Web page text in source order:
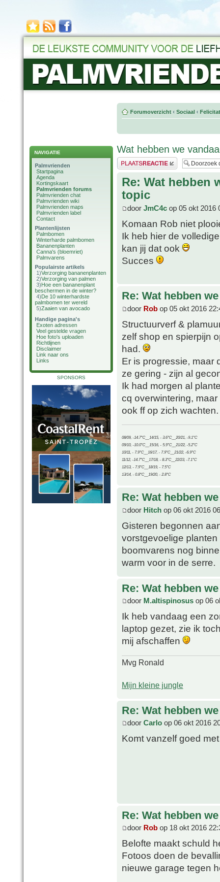
NAVIGATIE
Palmvrienden
Startpagina
Agenda
Kortingskaart
Palmvrienden forums
Palmvrienden chat
Palmvrienden wiki
Palmvrienden maps
Palmvrienden label
Contact
Plantenlijsten
Palmbomen
Winterharde palmbomen
Bananenplanten
Canna's (bloemriet)
Palmvarens
Populairste artikels
1)Verzorging bananenplanten
2)Verzorging van palmen
3)Hoe een bananenplant
beschermen in de winter?
4)De 10 winterhardste
palmbomen ter wereld
5)Zaaien van avocado
Handige pagina's
Exoten adressen
Veel gestelde vragen
Hoe foto's uploaden
Richtlijnen
Disclaimer
Link naar ons
Links
SPONSORS
Forumoverzicht ‹ Sociaal ‹
Wat hebben we
Plaats een reactie
Re: Wat hebben
topic
door JmC4c op 05 okt 2016
Komaan Rob niet
Ik heb hier de
kan jij dat ook
Succes
Re: Wat hebben
door Rob op 05 okt 2016
Structuurverf &
zelf shop en spierpijn
had.
Er is progressie, maar
ze gering - zijn al
Ik had morgen al
cq overwintering,
ook ff op zich wachten.
08/09, -14.7°C__14/15, - 3.6°C__20/21, -9.1°C
09/10, -10.0°C__15/16, - 5.9°C__21/22, -5.2°C
10/11, - 7.9°C__16/17, - 7.9°C__21/22, -6.9°C
11/12, -14.7°C__17/18, - 8.3°C__22/23, -7.1°C
12/13, - 7.9°C__18/19, - 7.5°C
13/14, - 0.8°C__19/20, - 2.8°C
Re: Wat hebben
door Hitch op 06 okt 2016
Gisteren begonnen
vorstgevoelige
boomvarens nog
warm voor in de serre.
Re: Wat hebben
door M.altispinosus op 06
Ik heb vandaag een
laptop gezet, zie ik
mij afschaffen
Mvg Ronald
Mijn kleine jungle
Re: Wat hebben
door Carlo op 06 okt 2016
Komt vanzelf goed
Re: Wat hebben
door Rob op 18 okt 2016
Belofte maakt schuld
Fotoos doen de
nieuwe garage tegen